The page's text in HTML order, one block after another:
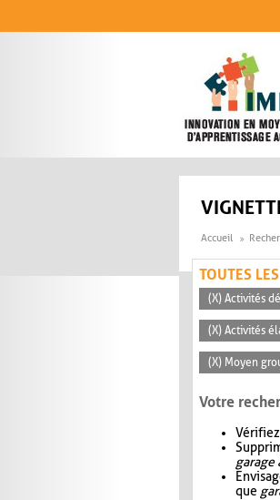
Accueil
TOUTES
(X) Activités
(X) Activités
(X) Moyen
Votre
garage
que